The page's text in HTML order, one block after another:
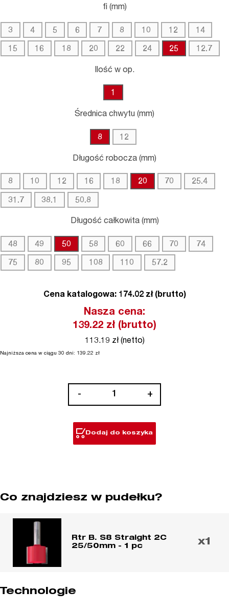
fi (mm)
3 4 5 6 7 8 10 12 14
15 16 18 20 22 24 25 12.7
Ilość w op.
1
Średnica chwytu (mm)
8 12
Długość robocza (mm)
8 10 12 16 18 20 70 25.4
31.7 38.1 50.8
Długość całkowita (mm)
48 49 50 58 60 66 70 74
75 80 95 108 110 57.2
Cena katalogowa: 174.02 zł (brutto)
Nasza cena:
139.22 zł (brutto)
113.19 zł (netto)
Najniższa cena w ciągu 30 dni: 139.22 zł
- +
Dodaj do koszyka
Co znajdziesz w pudełku?
Rtr B. S8 Straight 2C
25/50mm - 1 pc
x1
Technologie